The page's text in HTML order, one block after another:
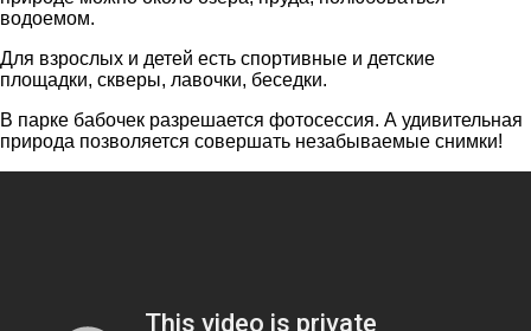
водоемом.
Для взрослых и детей есть спортивные и детские
площадки, скверы, лавочки, беседки.
В парке бабочек разрешается фотосессия. А удивительная
природа позволяется совершать незабываемые снимки!